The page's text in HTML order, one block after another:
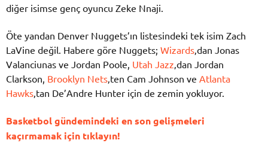
diğer isimse genç oyuncu Zeke Nnaji.
Öte yandan Denver Nuggets’ın listesindeki tek isim Zach
LaVine değil. Habere göre Nuggets; Wizards‚dan Jonas
Valanciunas ve Jordan Poole, Utah Jazz‚dan Jordan
Clarkson, Brooklyn Nets‚ten Cam Johnson ve Atlanta
Hawks‚tan De’Andre Hunter için de zemin yokluyor.
Basketbol gündemindeki en son gelişmeleri
kaçırmamak için tıklayın!